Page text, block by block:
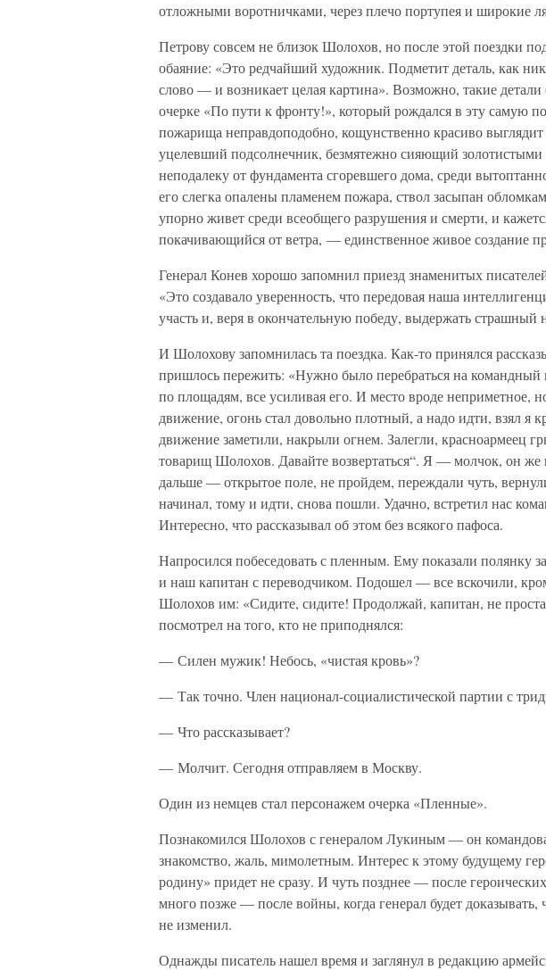
отложными воротничками, через плечо портупея и широкие
Петрову совсем не близок Шолохов, но после этой поездки
обаяние: «Это редчайший художник. Подметит деталь, как
слово — и возникает целая картина». Возможно, такие
очерке «По пути к фронту!», который рождался в эту самую
пожарища неправдоподобно, кощунственно красиво
уцелевший подсолнечник, безмятежно сияющий золотистыми
неподалеку от фундамента сгоревшего дома, среди
его слегка опалены пламенем пожара, ствол засыпан
упорно живет среди всеобщего разрушения и смерти, и
покачивающийся от ветра, — единственное живое создание
Генерал Конев хорошо запомнил приезд знаменитых
«Это создавало уверенность, что передовая наша
участь и, веря в окончательную победу, выдержать
И Шолохову запомнилась та поездка. Как-то принялся
пришлось пережить: «Нужно было перебраться на командный
по площадям, все усиливая его. И место вроде неприметное,
движение, огонь стал довольно плотный, а надо идти, взял
движение заметили, накрыли огнем. Залегли, красноармеец
товарищ Шолохов. Давайте возвертаться“. Я — молчок, он же
дальше — открытое поле, не пройдем, переждали чуть,
начинал, тому и идти, снова пошли. Удачно, встретил нас
Интересно, что рассказывал об этом без всякого пафоса.
Напросился побеседовать с пленным. Ему показали полянку
и наш капитан с переводчиком. Подошел — все вскочили,
Шолохов им: «Сидите, сидите! Продолжай, капитан, не
посмотрел на того, кто не приподнялся:
— Силен мужик! Небось, «чистая кровь»?
— Так точно. Член национал-социалистической партии с
— Что рассказывает?
— Молчит. Сегодня отправляем в Москву.
Один из немцев стал персонажем очерка «Пленные».
Познакомился Шолохов с генералом Лукиным — он
знакомство, жаль, мимолетным. Интерес к этому будущему
родину» придет не сразу. И чуть позднее — после
много позже — после войны, когда генерал будет
не изменил.
Однажды писатель нашел время и заглянул в редакцию